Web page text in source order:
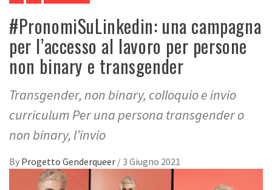
#PronomiSuLinkedin: una campagna
per l’accesso al lavoro per persone
non binary e transgender
Transgender, non binary, colloquio e invio
curriculum Per una persona transgender o
non binary, l’invio
By Progetto Genderqueer / 3 Giugno 2021